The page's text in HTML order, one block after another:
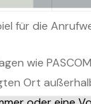
für die
wie
Ort